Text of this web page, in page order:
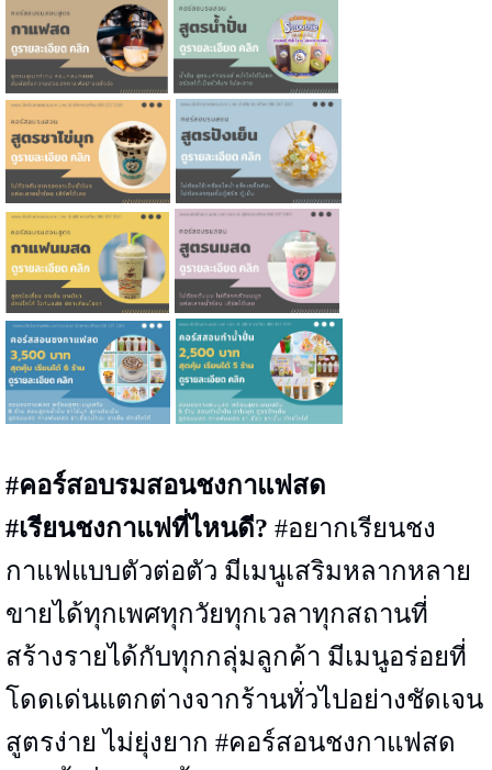
#คอร์สอบรมสอนชงกาแฟสด
#เรียนชงกาแฟที่ไหนดี? #อยากเรียนชง
กาแฟแบบตัวต่อตัว มีเมนูเสริมหลากหลาย
ขายได้ทุกเพศทุกวัยทุกเวลาทุกสถานที่
สร้างรายได้กับทุกกลุ่มลูกค้า มีเมนูอร่อยที่
โดดเด่นแตกต่างจากร้านทั่วไปอย่างชัดเจน
สูตรง่าย ไม่ยุ่งยาก #คอร์สอนชงกาแฟสด